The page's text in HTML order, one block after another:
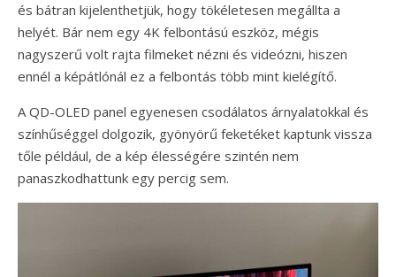
és bátran kijelenthetjük, hogy tökéletesen megállta a
helyét. Bár nem egy 4K felbontású eszköz, mégis
nagyszerű volt rajta filmeket nézni és videózni, hiszen
ennél a képátlónál ez a felbontás több mint kielégítő.
A QD-OLED panel egyenesen csodálatos árnyalatokkal és
színhűséggel dolgozik, gyönyörű feketéket kaptunk vissza
tőle például, de a kép élességére szintén nem
panaszkodhattunk egy percig sem.